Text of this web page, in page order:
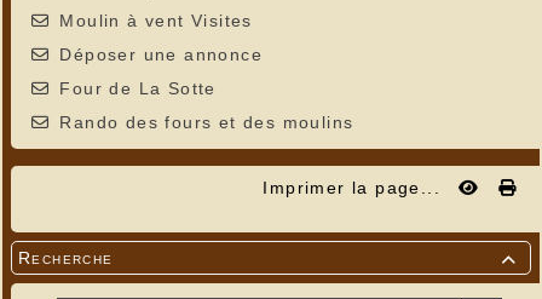
Moulin à vent Visites
Déposer une annonce
Four de La Sotte
Rando des fours et des moulins
Imprimer la page...

Recherche